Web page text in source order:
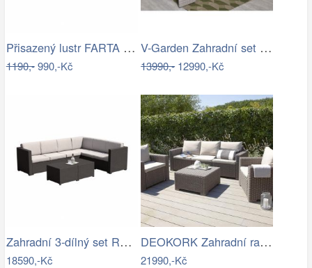
Přisazený lustr FARTA 5xE27/60W/230V…
1190,-990,-Kč
V-Garden Zahradní set TUNIS SET 6
13990,-12990,-Kč
Zahradní 3-dílný set RODEN Tempo Kondela
18590,-Kč
DEOKORK Zahradní ratanová sestava…
21990,-Kč